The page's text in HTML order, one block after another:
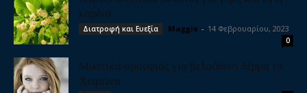
καρδιά
Διατροφή και Ευεξία Maggie - 14 Φεβρουαρίου, 2023
0
Μυστικά ομορφιάς για βελούδινο δέρμα το
Χειμώνα